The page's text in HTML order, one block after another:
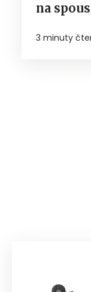
na
3 minuty